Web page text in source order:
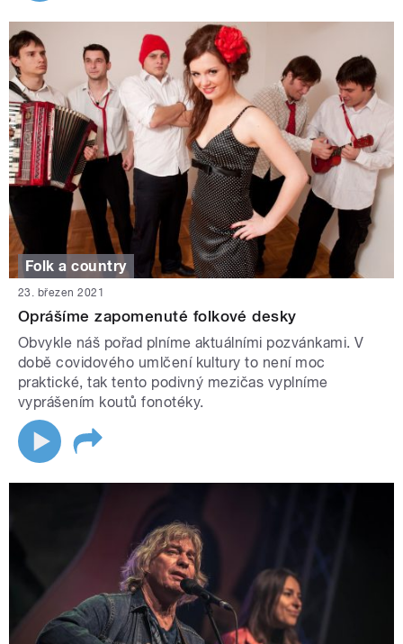
Folk a country
23. březen 2021
Oprášíme zapomenuté folkové desky
Obvykle náš pořad plníme aktuálními pozvánkami. V
době covidového umlčení kultury to není moc
praktické, tak tento podivný mezičas vyplníme
vyprášením koutů fonotéky.